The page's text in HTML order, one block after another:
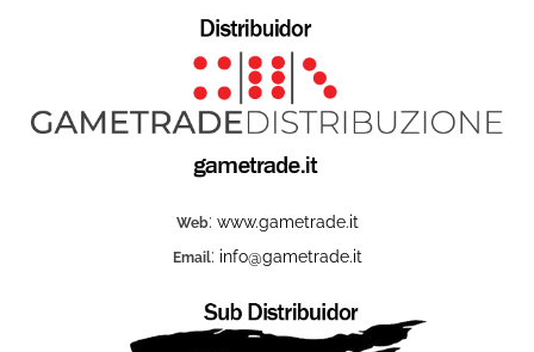
Web: www.gametrade.it
Email: info@gametrade.it